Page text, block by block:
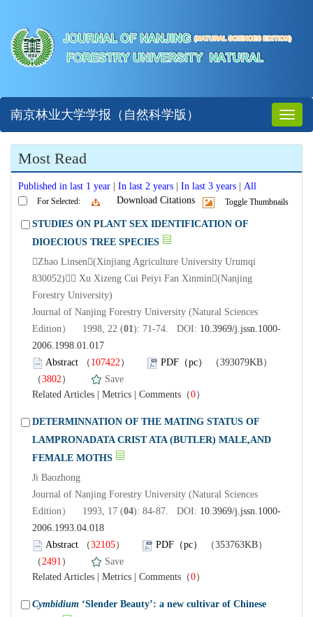
Toggle
南京林业大学学报（自然科学版）
Most Read
Published in last 1 year In last 2 years In last 3 years All
For Selected: Download Citations Toggle Thumbnails
STUDIES ON PLANT SEX IDENTIFICATION OF
DIOECIOUS TREE SPECIES
Zhao Linsen(Xinjiang Agriculture University Urumqi
830052) Xu Xizeng Cui Peiyi Fan Xinmin(Nanjing
Forestry University)
Journal of Nanjing Forestry University (Natural Sciences
Edition） 1998, 22 (01): 71-74. DOI: 10.3969/j.jssn.1000-
2006.1998.01.017
Abstract （ 107422） PDF（pc）
（393079KB）
（3802）
Save
Related Articles
Metrics Comments （0）
DETERMINNATION OF THE MATING STATUS OF
LAMPRONADATA CRIST ATA (BUTLER) MALE,AND
FEMALE MOTHS
Ji Baozhong
Journal of Nanjing Forestry University (Natural Sciences
Edition） 1993, 17 (04): 84-87. DOI: 10.3969/j.jssn.1000-
2006.1993.04.018
Abstract （32105） PDF（pc）
（353763KB）
（2491 ）
Save
Related Articles
Metrics Comments （0）
Cymbidium ‘Slender Beauty’: a new cultivar of Chinese